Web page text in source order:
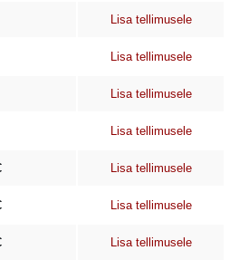
Lisa tellimusele
Lisa tellimusele
Lisa tellimusele
Lisa tellimusele
Lisa tellimusele
Lisa tellimusele
Lisa tellimusele